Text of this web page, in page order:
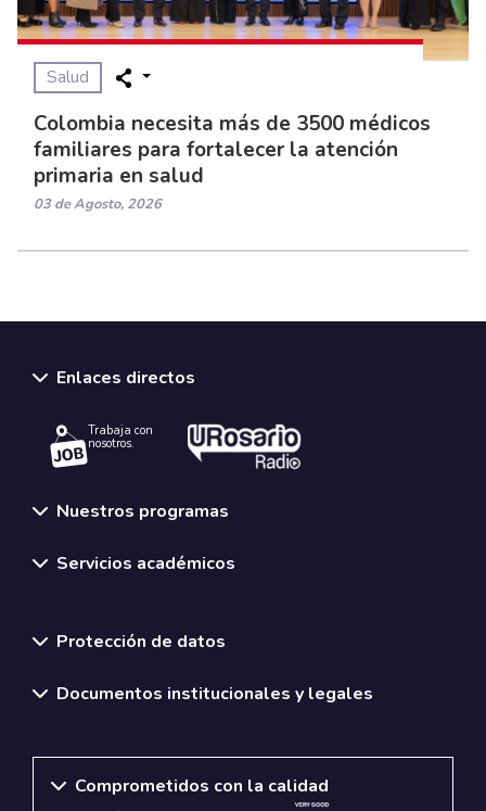
Salud
Colombia necesita más de 3500 médicos
familiares para fortalecer la atención
primaria en salud
03 de Agosto, 2026
Enlaces directos
Trabaja con
nosotros.
Nuestros programas
Servicios académicos
Protección de datos
Documentos institucionales y legales
Comprometidos con la calidad